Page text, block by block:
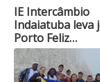
IE Intercâmbio
Indaiatuba leva
Porto Feliz…